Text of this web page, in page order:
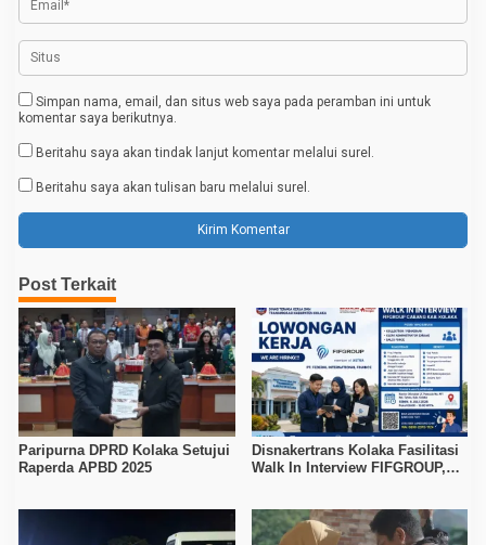
Simpan nama, email, dan situs web saya pada peramban ini untuk
komentar saya berikutnya.
Beritahu saya akan tindak lanjut komentar melalui surel.
Beritahu saya akan tulisan baru melalui surel.
Post Terkait
Paripurna DPRD Kolaka Setujui
Raperda APBD 2025
Disnakertrans Kolaka Fasilitasi
Walk In Interview FIFGROUP,